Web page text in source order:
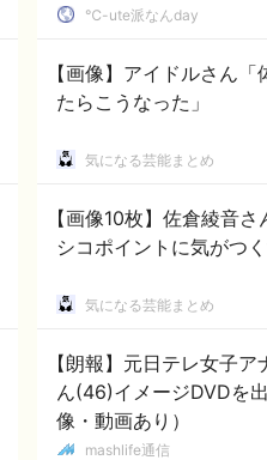
に頑張って生きようね」
℃-ute派なんday
【画像】アイドルさん「
たらこうなった」
気になる芸能まとめ
【画像10枚】佐倉綾音
シコポイントに気がつ
気になる芸能まとめ
【朗報】元日テレ女子ア
ん(46)イメージDVDを
像・動画あり）
mashlife通信